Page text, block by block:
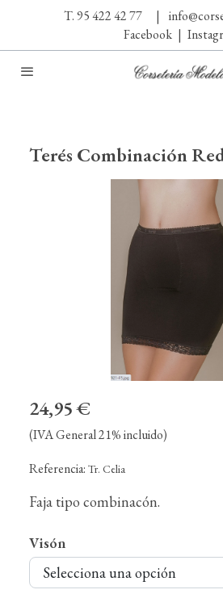
T. 95 422 42 77 |
Facebook |
Terés Combinación
24,95 €
(IVA General 21% incluido)
Referencia: Tr. Celia
Faja tipo combinacón.
Visón